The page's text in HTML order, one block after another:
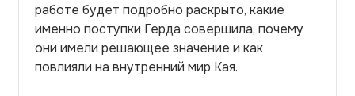
работе будет подробно раскрыто, какие
именно поступки Герда совершила, почему
они имели решающее значение и как
повлияли на внутренний мир Кая.